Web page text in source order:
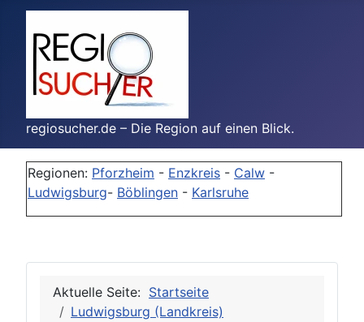
regiosucher.de – Die Region auf einen Blick.
Regionen: Pforzheim - Enzkreis - Calw -
Ludwigsburg- Böblingen - Karlsruhe
Aktuelle Seite: Startseite
Ludwigsburg (Landkreis)